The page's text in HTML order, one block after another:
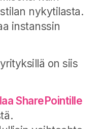
nykytilasta.
instanssin
on siis
SharePointille